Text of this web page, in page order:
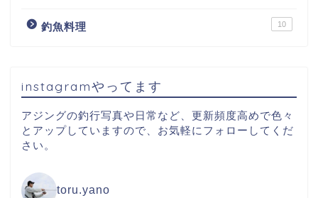
釣魚料理 10
instagramやってます
アジングの釣行写真や日常など、更新頻度高めで色々
とアップしていますので、お気軽にフォローしてくだ
さい。
toru.yano